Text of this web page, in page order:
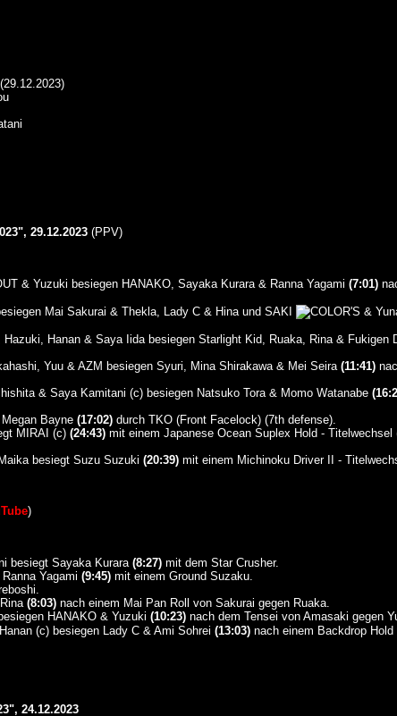
29.12.2023(PPV)
& Yuzuki besiegen HANAKO, Sayaka Kurara & Ranna Yagami (7:01)
Mai Sakurai & Thekla, Lady C & Hina und SAKI &
Hanan & Saya Iida besiegen Starlight Kid, Ruaka, Rina & Fukigen
Yuu & AZM besiegen Syuri, Mina Shirakawa & Mei Seira (11:41)
& Saya Kamitani (c) besiegen Natsuko Tora & Momo Watanabe
Bayne (17:02)durch TKO (Front Facelock) (7th defense).
MIRAI (c) (24:43)mit einem Japanese Ocean Suplex Hold - Titelwechsel
besiegt Suzu Suzuki (20:39)mit einem Michinoku Driver II -
)
besiegt Sayaka Kurara(8:27)mit dem Star Crusher.
Yagami (9:45)mit einem Ground Suzaku.
(8:03)nach einem Mai Pan Roll von Sakurai gegen Ruaka.
HANAKO & Yuzuki (10:23)nach dem Tensei von Amasaki gegen
(c) besiegen Lady C & Ami Sohrei (13:03)nach einem Backdrop Hold
24.12.2023